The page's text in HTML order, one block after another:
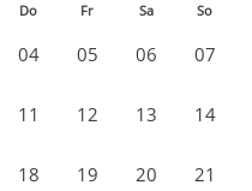
Do Fr Sa So
04 05 06 07
11 12 13 14
18 19 20 21